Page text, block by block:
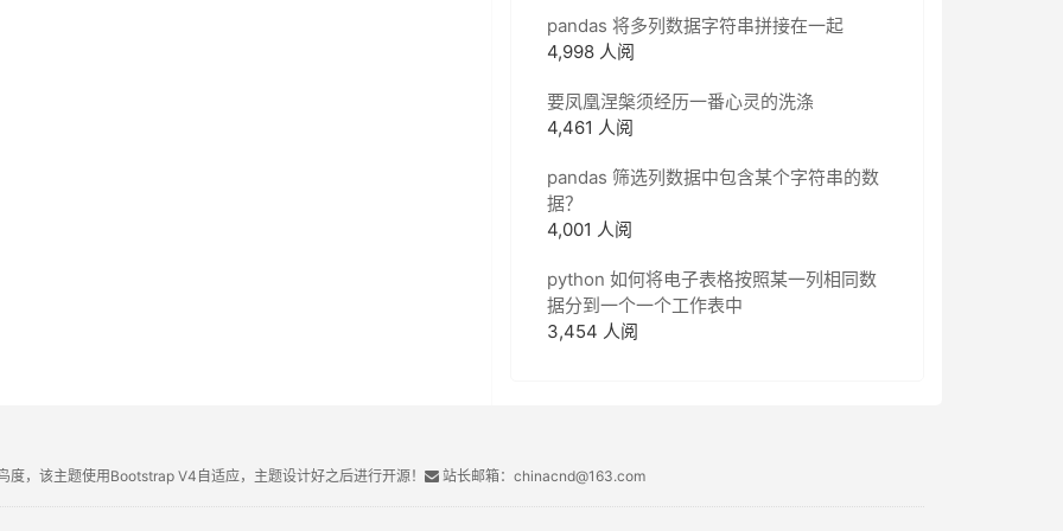
pandas 将多列数据字符串拼接在一起
4,998 人阅
要凤凰涅槃须经历一番心灵的洗涤
4,461 人阅
pandas 筛选列数据中包含某个字符串的数
据？
4,001 人阅
python 如何将电子表格按照某一列相同数
据分到一个一个工作表中
3,454 人阅
度，该主题使用Bootstrap V4自适应，主题设计好之后进行开源！ 站长邮箱：chinacnd@163.com